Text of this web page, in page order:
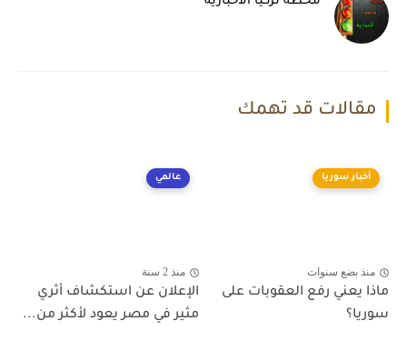
مقالات قد تهمك
أخبار سوريا
منذ بضع سنوات
ماذا يعني رفع العقوبات على
سوريا؟
عالمي
منذ 2 سنة
الإعلان عن استكشاف أثري
مثير في مصر يعود لأكثر من...